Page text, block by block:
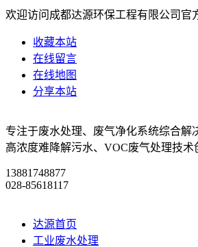
欢迎访问成都达源环保工程有限公司官
收藏本站
在线留言
在线地图
分享本站
专注于废水处理、废气净化系统综合解
高浓度难降解污水、VOC废气处理技术
13881748877
028-85618117
达源首页
工业废水处理